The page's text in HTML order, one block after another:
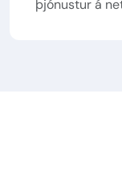
þjónustur á